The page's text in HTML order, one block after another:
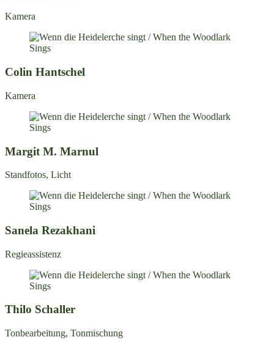
Kamera
Colin Hantschel
Kamera
Margit M. Marnul
Standfotos, Licht
Sanela Rezakhani
Regieassistenz
Thilo Schaller
Tonbearbeitung, Tonmischung